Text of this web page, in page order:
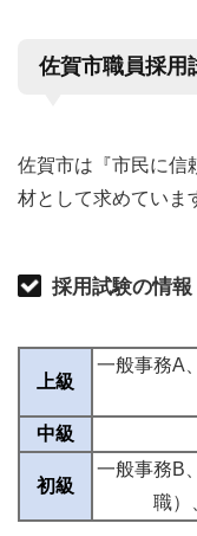
佐賀市職員採用
佐賀市は『市民に信
材として求めていま
採用試験の情報
上級
一般事務A
中級
初級
一般事務B
職）